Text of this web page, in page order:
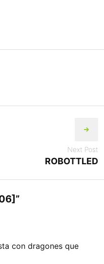
Next Post
ROBOTTLED
”
con dragones que